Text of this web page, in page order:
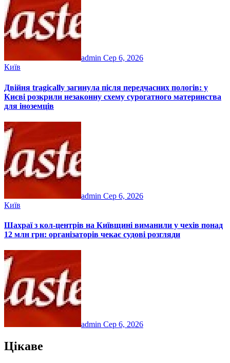
admin Сер 6, 2026
Київ
Двійня tragically загинула після передчасних пологів: у
Києві розкрили незаконну схему сурогатного материнства
для іноземців
admin Сер 6, 2026
Київ
Шахраї з кол-центрів на Київщині виманили у чехів понад
12 млн грн: організаторів чекає судові розгляди
admin Сер 6, 2026
Цікаве